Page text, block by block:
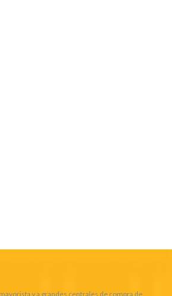
y a grandes centrales de compra de